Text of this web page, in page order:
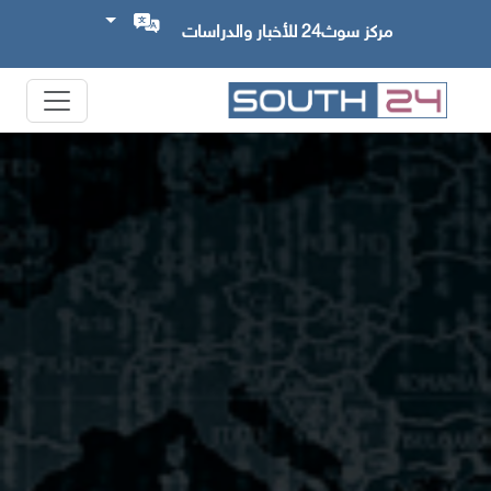
مركز سوث24 للأخبار والدراسات